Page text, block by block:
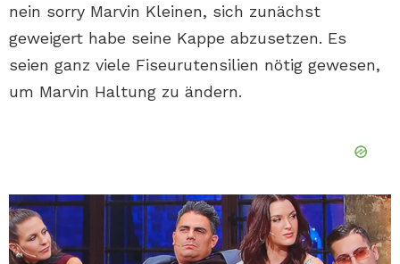
nein sorry Marvin Kleinen, sich zunächst
geweigert habe seine Kappe abzusetzen. Es
seien ganz viele Fiseurutensilien nötig gewesen,
um Marvin Haltung zu ändern.